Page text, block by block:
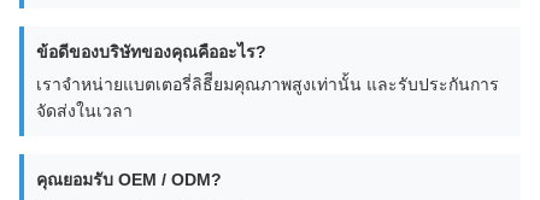
ข้อดีของบริษัทของคุณคืออะไร?
เราจําหน่ายแบตเตอรี่ลิธีียมคุณภาพสูงเท่านั้น และรับประกันการ
จัดส่งในเวลา
คุณยอมรับ OEM / ODM?